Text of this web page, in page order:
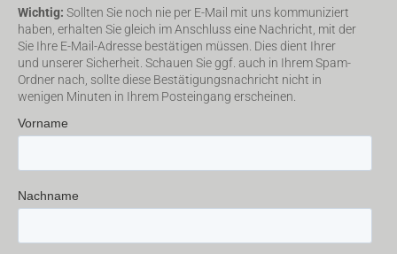
Wichtig: Sollten Sie noch nie per E-Mail mit uns kommuniziert
haben, erhalten Sie gleich im Anschluss eine Nachricht, mit der
Sie Ihre E-Mail-Adresse bestätigen müssen. Dies dient Ihrer
und unserer Sicherheit. Schauen Sie ggf. auch in Ihrem Spam-
Ordner nach, sollte diese Bestätigungsnachricht nicht in
wenigen Minuten in Ihrem Posteingang erscheinen.